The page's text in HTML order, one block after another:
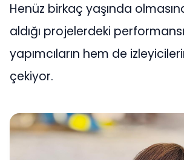
Henüz birkaç yaşında
aldığı projelerdeki
yapımcıların hem de
çekiyor.